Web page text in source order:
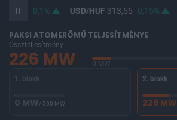
362,11 0,1% USD/HUF313,55 0,15%
PAKSI ATOMERŐMŰ TELJESÍTMÉNYE
Összteljesítmény
226 MW 0 MW
1. blokk
0 MW/ 500 MW
2. blokk
226 MW